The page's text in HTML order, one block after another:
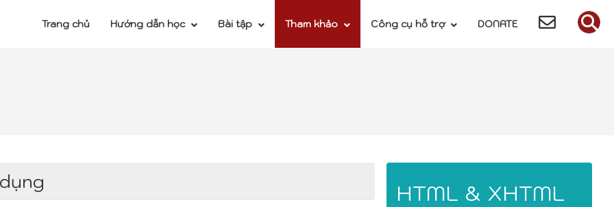
Trang chủ Hướng dẫn học Bài tập Tham khảo Công cụ hỗ trợ DONATE
HTML & XHTML